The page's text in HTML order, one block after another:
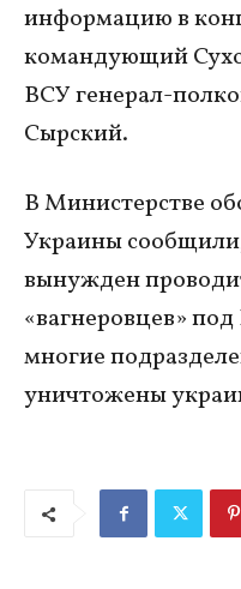
информацию в
командующий
ВСУ генерал-
Сырский.
В Министерстве
Украины
вынужден
«вагнеровцев»
многие
уничтожены